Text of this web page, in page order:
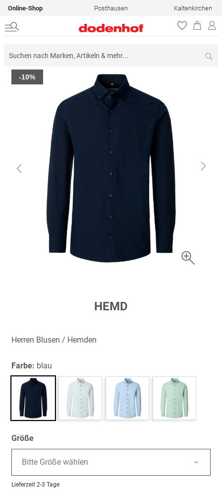
Online-Shop Posthausen Kaltenkirchen
Zum
Ende
-10%
springen
HEMD
Herren Blusen / Hemden
Farbe: blau
Größe
Bitte Größe wählen
Lieferzeit 2-3 Tage